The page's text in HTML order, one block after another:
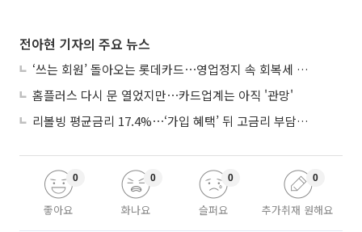
전아현 기자의 주요 뉴스
‘쓰는 회원’ 돌아오는 롯데카드⋯영업정지 속 회복세 시험대
홈플러스 다시 문 열었지만⋯카드업계는 아직 '관망'
리볼빙 평균금리 17.4%⋯‘가입 혜택’ 뒤 고금리 부담 주의
좋아요
0
화나요
0
슬퍼요
0
추가취재 원해요
0